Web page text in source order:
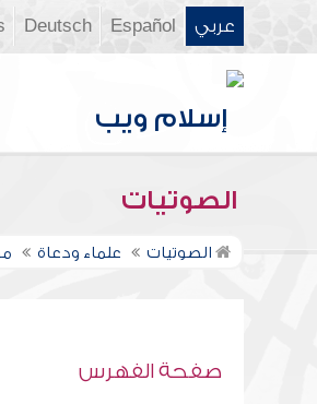
عربي Español
Deutsch
الصوتيات
الصوتيات علماء ودعاة
صفحة الفهرس